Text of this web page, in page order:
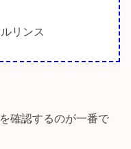
リンス
確認するのが一番で